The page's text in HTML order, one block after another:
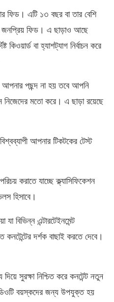
ফিড। এটি ১৩ বছর বা তার বেশি
ফিড। এ ছাড়াও আছে
কিওয়ার্ড বা হ্যাশট্যাগ নির্বাচন করে
আপনার পছন্দ না হয় তবে আপনি
নিজেদের মতো করে। এ ছাড়া রয়েছে
আপনার টিকটকের টেস্ট
করাতে যাচ্ছে ক্ল্যাসিফিকেশন
হিসাবে।
বিভিন্ন এন্টারটেইনমেন্ট
দর্শক বাছাই করতে দেবে।
সুরক্ষা নিশ্চিত করে কনটেন্ট নতুন
বয়স্কদের জন্য উপযুক্ত হয়